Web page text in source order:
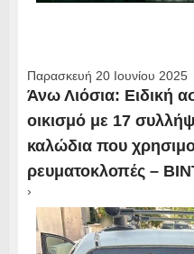
Παρασκευή 20 Ιουνίου 2025
Άνω Λιόσια: Ειδική
οικισμό με 17
καλώδια που
ρευματοκλοπές –
›